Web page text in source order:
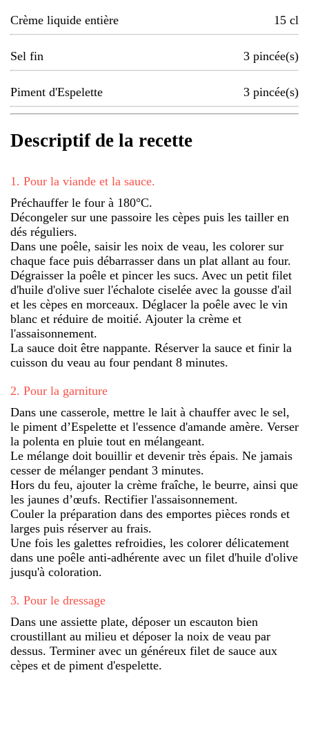
Crème liquide entière 15 cl
Sel fin 3 pincée(s)
Piment d'Espelette 3 pincée(s)
Descriptif de la recette
1 . Pour la viande et la sauce.
Préchauffer le four à 180°C.
Décongeler sur une passoire les cèpes puis les tailler en
dés réguliers.
Dans une poêle, saisir les noix de veau, les colorer sur
chaque face puis débarrasser dans un plat allant au four.
Dégraisser la poêle et pincer les sucs. Avec un petit filet
d'huile d'olive suer l'échalote ciselée avec la gousse d'ail
et les cèpes en morceaux. Déglacer la poêle avec le vin
blanc et réduire de moitié. Ajouter la crème et
l'assaisonnement.
La sauce doit être nappante. Réserver la sauce et finir la
cuisson du veau au four pendant 8 minutes.
2. Pour la garniture
Dans une casserole, mettre le lait à chauffer avec le sel,
le piment d’Espelette et l'essence d'amande amère. Verser
la polenta en pluie tout en mélangeant.
Le mélange doit bouillir et devenir très épais. Ne jamais
cesser de mélanger pendant 3 minutes.
Hors du feu, ajouter la crème fraîche, le beurre, ainsi que
les jaunes d’œufs. Rectifier l'assaisonnement.
Couler la préparation dans des emportes pièces ronds et
larges puis réserver au frais.
Une fois les galettes refroidies, les colorer délicatement
dans une poêle anti-adhérente avec un filet d'huile d'olive
jusqu'à coloration.
3. Pour le dressage
Dans une assiette plate, déposer un escauton bien
croustillant au milieu et déposer la noix de veau par
dessus. Terminer avec un généreux filet de sauce aux
cèpes et de piment d'espelette.